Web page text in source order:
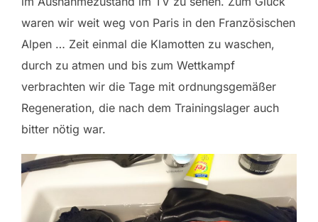
waren wir weit weg von Paris in den Französischen
Alpen … Zeit einmal die Klamotten zu waschen,
durch zu atmen und bis zum Wettkampf
verbrachten wir die Tage mit ordnungsgemäßer
Regeneration, die nach dem Trainingslager auch
bitter nötig war.